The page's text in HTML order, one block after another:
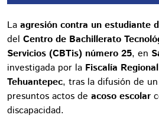
La agresión contra un estudiante
del Centro de Bachillerato
Servicios (CBTis) número 25, en
investigada por la Fiscalía
Tehuantepec, tras la difusión de un
presuntos actos de acoso escolar
discapacidad.